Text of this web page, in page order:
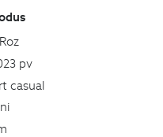
Roz
pv
casual